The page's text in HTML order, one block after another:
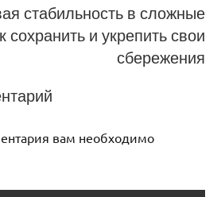
стабильность в сложные
сохранить и укрепить свои
сбережения
вам необходимо